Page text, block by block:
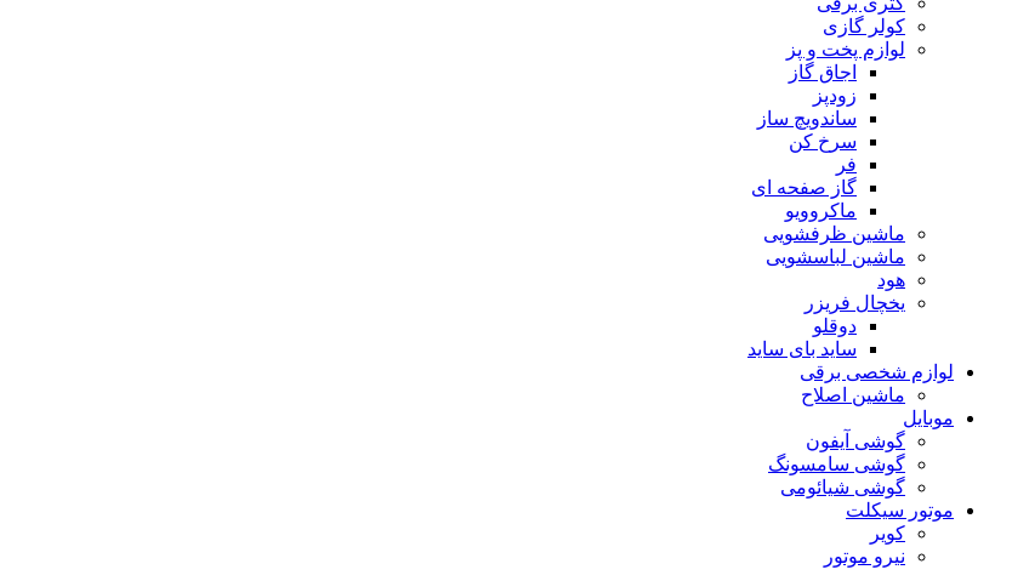
کولر گازی
لوازم پخت و پز
اجاق گاز
زودپز
ساندویچ ساز
سرخ کن
فر
گاز صفحه ای
ماکروویو
ماشین ظرفشویی
ماشین لباسشویی
هود
یخچال فریزر
دوقلو
ساید بای ساید
لوازم شخصی برقی
ماشین اصلاح
موبایل
گوشی آیفون
گوشی سامسونگ
گوشی شیائومی
موتور سیکلت
کویر
نیرو موتور